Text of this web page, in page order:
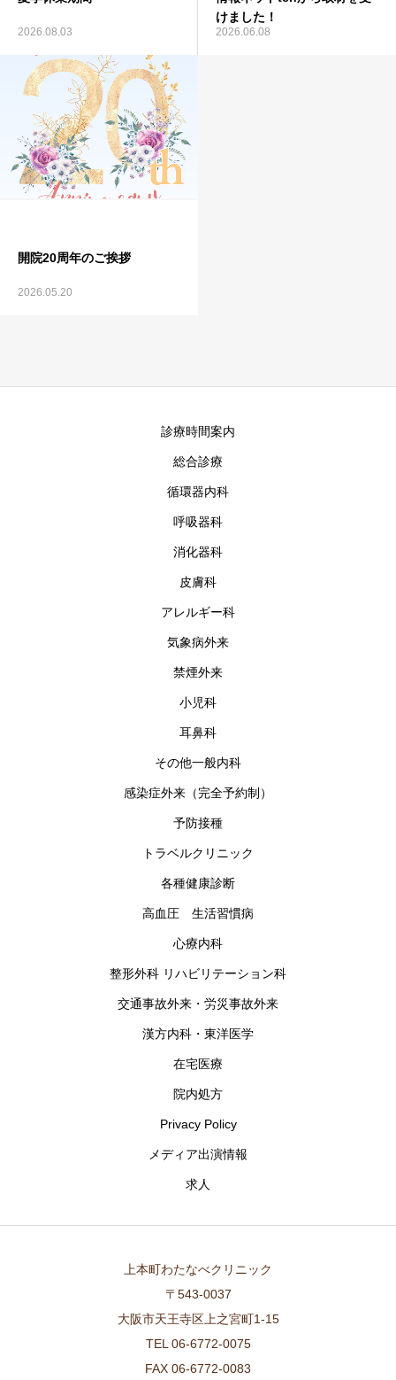
2026.08.03
けました！
2026.06.08
開院20周年のご挨拶
2026.05.20
診療時間案内
総合診療
循環器内科
呼吸器科
消化器科
皮膚科
アレルギー科
気象病外来
禁煙外来
小児科
耳鼻科
その他一般内科
感染症外来（完全予約制）
予防接種
トラベルクリニック
各種健康診断
高血圧 生活習慣病
心療内科
整形外科 リハビリテーション科
交通事故外来・労災事故外来
漢方内科・東洋医学
在宅医療
院内処方
Privacy Policy
メディア出演情報
求人
上本町わたなべクリニック
〒543-0037
大阪市天王寺区上之宮町1-15
TEL 06-6772-0075
FAX 06-6772-0083